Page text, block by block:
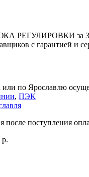
РЕГУЛИРОВКИ за
с гарантией и
по Ярославлю
, ПЭК
после поступления
р.